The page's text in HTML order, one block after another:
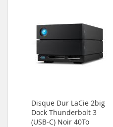
Disque Dur LaCie 2big
Dock Thunderbolt 3
(USB-C) Noir 40To